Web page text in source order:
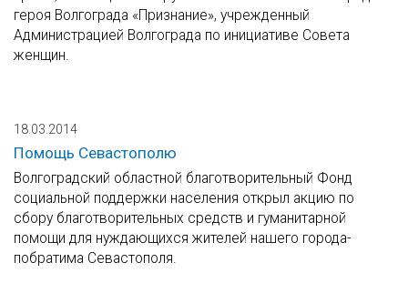
героя Волгограда «Признание», учрежденный
Администрацией Волгограда по инициативе Совета
женщин.
18.03.2014
Помощь Севастополю
Волгоградский областной благотворительный Фонд
социальной поддержки населения открыл акцию по
сбору благотворительных средств и гуманитарной
помощи для нуждающихся жителей нашего города-
побратима Севастополя.